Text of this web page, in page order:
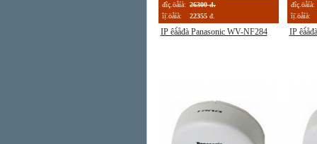
đîç.öåíà: 26300 đ.
îị̈.öåíà:
22355 đ.
IP êà́åđà Panasonic WV-NF284
đîç.öåíà:
îị̈.öåíà:
IP